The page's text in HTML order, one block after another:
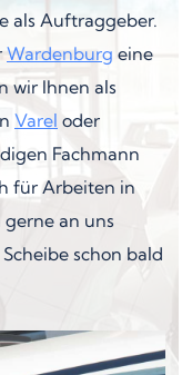
als Auftraggeber.
Wardenburg eine
wir Ihnen als
Varel oder
Fachmann
für Arbeiten in
an uns
schon bald